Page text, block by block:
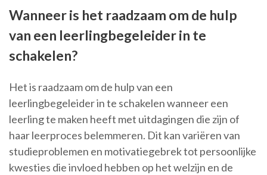
Wanneer is het raadzaam om de hulp
van een leerlingbegeleider in te
schakelen?
Het is raadzaam om de hulp van een
leerlingbegeleider in te schakelen wanneer een
leerling te maken heeft met uitdagingen die zijn of
haar leerproces belemmeren. Dit kan variëren van
studieproblemen en motivatiegebrek tot persoonlijke
kwesties die invloed hebben op het welzijn en de